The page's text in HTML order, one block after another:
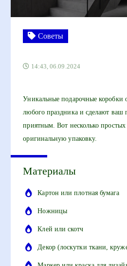
Советы
14:43, 06.09.2024
Уникальные подарочные коробки
любого праздника и сделают ваш
приятным. Вот несколько простых
оригинальную упаковку.
Материалы
Картон или плотная бумага
Ножницы
Клей или скотч
Декор (лоскутки ткани,